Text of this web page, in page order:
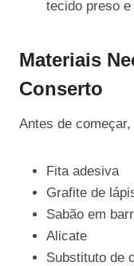
tecido preso
Materiais
Conserto
Antes de
Fita adesiva
Grafite de
Sabão em
Alicate
Substituto de